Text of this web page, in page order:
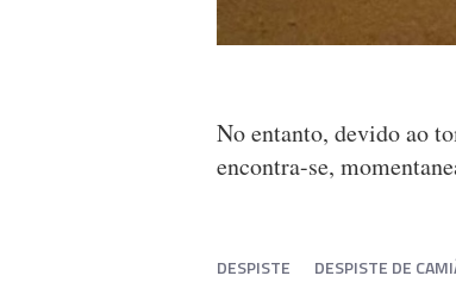
No entanto, devido ao
encontra-se,
DESPISTE DESPISTE DE